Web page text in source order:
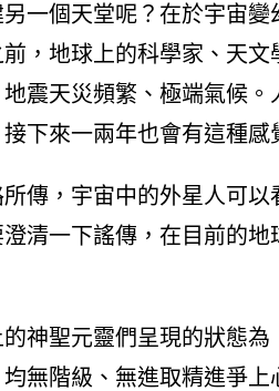
一個天堂呢？在於宇宙
，地球上的科學家、天
震天災頻繁、極端氣候
下來一兩年也會有這種感
傳，宇宙中的外星人可
清一下謠傳，在目前的
神聖元靈們呈現的狀態
無階級、無進取精進爭